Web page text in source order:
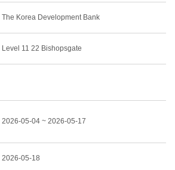
The Korea Development Bank
Level 11 22 Bishopsgate
2026-05-04 ~ 2026-05-17
2026-05-18